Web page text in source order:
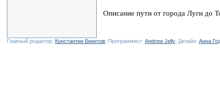
Описание пути от города Луги до
Главный редактор: Константин Бекетов; Программист: Andrew Jelly; Дизайн: Анна